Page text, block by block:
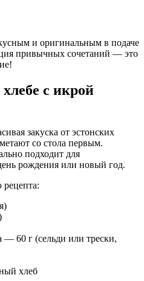
и оригинальным в подаче
привычных сочетаний — это
с икрой
закуска от эстонских
со стола первым.
подходит для
рождения или новый год.
рецепта:
— 60 г (сельди или трески,
хлеб